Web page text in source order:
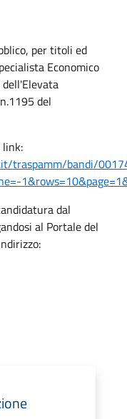
per titoli ed
Economico
del
link:
traspamm/bandi/
dal
al Portale del